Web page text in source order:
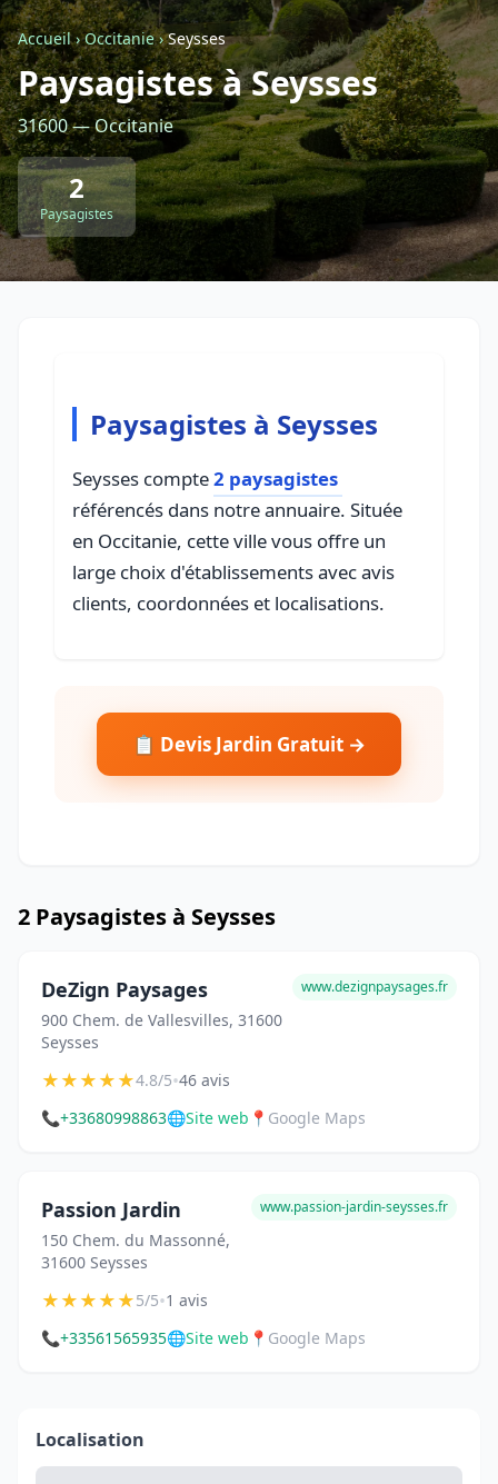
Retour à la liste des métiers
CGU- Confidentialité - Service proposé parViteUnDevis.com-Vous
Accueil›Occitanie›Seysses
Paysagistes à Seysses
31600 — Occitanie
2
Paysagistes
Paysagistes à Seysses
Seysses compte2 paysagistes
référencés dans notre annuaire. Située
en Occitanie, cette ville vous offre un
large choix d'établissements avec avis
clients, coordonnées et localisations.
📋 Devis Jardin Gratuit →
2 Paysagistes à Seysses
DeZign Paysages
900 Chem. de Vallesvilles, 31600
Seysses
www.dezignpaysages.fr
★★★★★4.8/5•46 avis
📞+33680998863🌐Site web 📍 Google Maps
Passion Jardin
150 Chem. du Massonné,
31600 Seysses
www.passion-jardin-seysses.fr
★★★★★5/5•1 avis
📞+33561565935🌐Site web 📍 Google Maps
Localisation